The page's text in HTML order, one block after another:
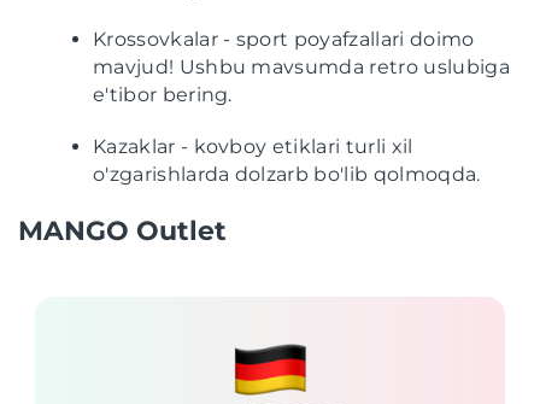
Krossovkalar - sport poyafzallari doimo
mavjud! Ushbu mavsumda retro uslubiga
e'tibor bering.
Kazaklar - kovboy etiklari turli xil
o'zgarishlarda dolzarb bo'lib qolmoqda.
MANGO Outlet